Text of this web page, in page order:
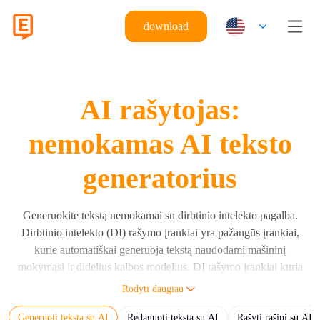
download
AI rašytojas:
nemokamas AI teksto
generatorius
Generuokite tekstą nemokamai su dirbtinio intelekto pagalba.
Dirbtinio intelekto (DI) rašymo įrankiai yra pažangūs įrankiai,
kurie automatiškai generuoja tekstą naudodami mašininį
mokymąsi ir didelius kalbos modelius. DI rašymo įrankiai kuria
sakinius, pastraipas ir pilnus dokumentus pagal vartotojo
Rodyti daugiau
Generuoti tekstą su AI Redaguoti tekstą su AI Rašyti rašinį su AI